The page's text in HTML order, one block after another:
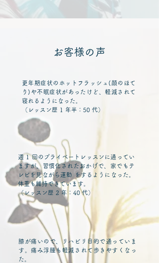
​お客様の声
更年期症状のホットフラッシュ(顔のほて
り)や不眠症状があったけど、軽減されて
寝れるようになった。
（レッスン歴 1 年半：50 代）
週 1 回のプライベートレッスンに通ってい
ますが、習慣化されたおかげで、家でもテ
レビを見ながら運動 をするようになった。
体重も維持できています。
（レッスン歴 2 年：40 代）
膝が痛いので、リハビリ目的で通っていま
す。痛み浮腫も軽減されて歩きやすくなっ
た。